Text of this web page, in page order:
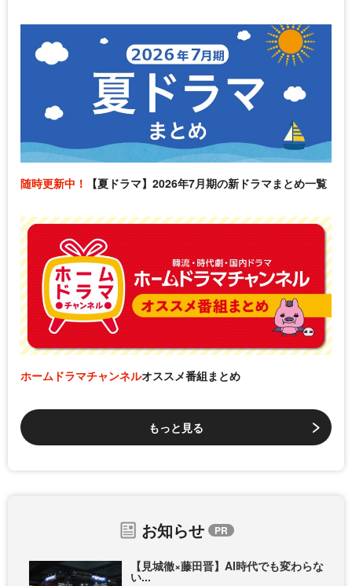
随時更新中！ 【夏ドラマ】2026年7月期の新ドラマまとめ一覧
ホームドラマチャンネルオススメ番組まとめ
もっと見る
お知らせ
【見城徹×藤田晋】AI時代でも変わらな
い...